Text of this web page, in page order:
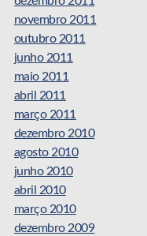
novembro 2011
outubro 2011
junho 2011
maio 2011
abril 2011
março 2011
dezembro 2010
agosto 2010
junho 2010
abril 2010
março 2010
dezembro 2009